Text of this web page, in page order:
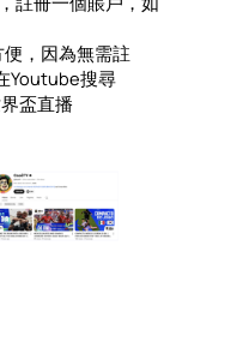
，因為無需註
Youtube搜尋
盃直播